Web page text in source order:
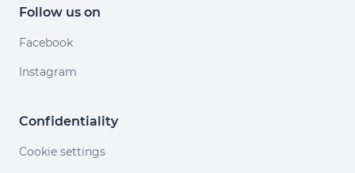
Follow us on
Facebook
Instagram
Confidentiality
Cookie settings